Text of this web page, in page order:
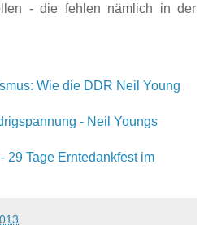
- die fehlen nämlich in der
Wie die DDR Neil Young
- Neil Youngs
29 Tage Erntedankfest im